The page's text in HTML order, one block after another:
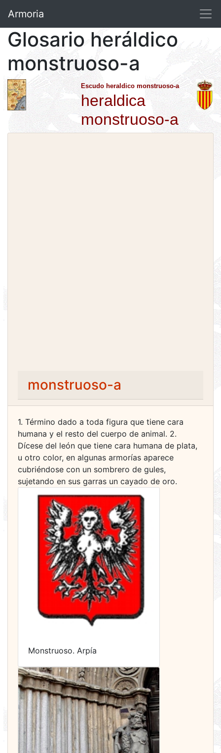
Armoria
Glosario heráldico
monstruoso-a
Escudo heraldico monstruoso-a
heraldica
monstruoso-a
monstruoso-a
1. Término dado a toda figura que tiene cara
humana y el resto del cuerpo de animal. 2.
Dícese del león que tiene cara humana de plata,
u otro color, en algunas armorías aparece
cubriéndose con un sombrero de gules,
sujetando en sus garras un cayado de oro.
Monstruoso. Arpía